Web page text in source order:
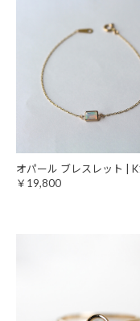
オパール ブレスレット |
￥19,800